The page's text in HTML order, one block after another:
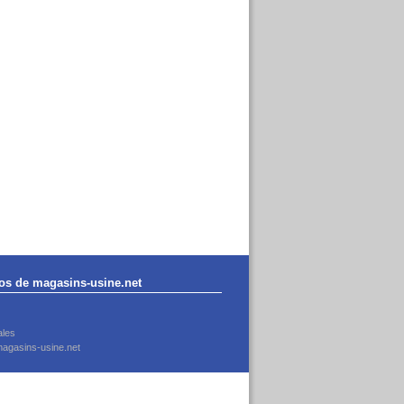
de magasins-usine.net
usine.net